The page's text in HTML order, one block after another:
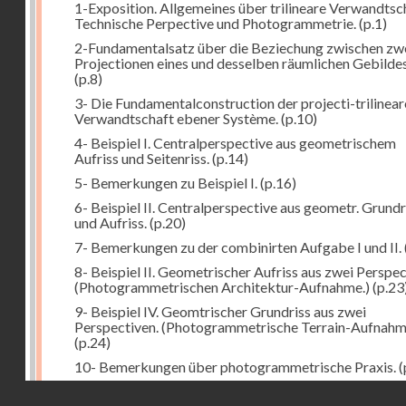
1-Exposition. Allgemeines über trilineare
Technische Perpective und Photogrammetrie. (p.1)
2-Fundamentalsatz über die Beziechung zwischen
Projectionen eines und desselben räumlichen
(p.8)
3- Die Fundamentalconstruction der projecti-
Verwandtschaft ebener Système. (p.10)
4- Beispiel I. Centralperspective aus geometrischem
Aufriss und Seitenriss. (p.14)
5- Bemerkungen zu Beispiel I. (p.16)
6- Beispiel II. Centralperspective aus geometr.
und Aufriss. (p.20)
7- Bemerkungen zu der combinirten Aufgabe I und II.
8- Beispiel II. Geometrischer Aufriss aus zwei
(Photogrammetrischen Architektur-Aufnahme.)
9- Beispiel IV. Geomtrischer Grundriss aus zwei
Perspectiven. (Photogrammetrische Terrain-
(p.24)
10- Bemerkungen über photogrammetrische Praxis.